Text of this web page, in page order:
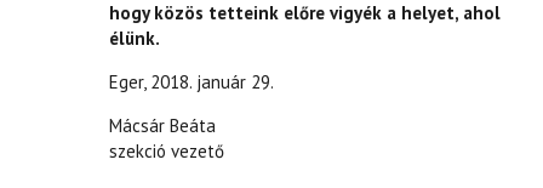
hogy közös tetteink előre vigyék a helyet, ahol
élünk.
Eger, 2018. január 29.
Mácsár Beáta
szekció vezető